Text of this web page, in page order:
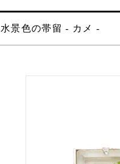
水景色の帯留 - カメ -